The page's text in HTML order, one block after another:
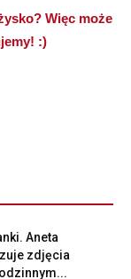
Więc może
:)
Aneta
zdjęcia